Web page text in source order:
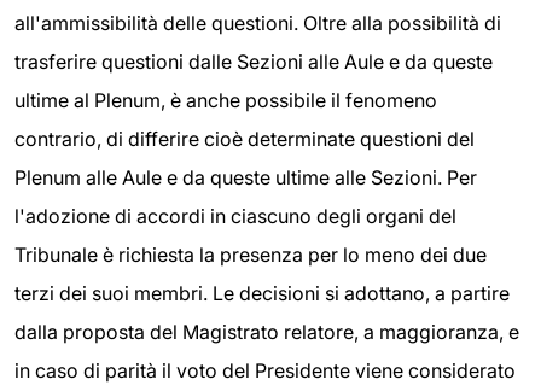
all'ammissibilità delle questioni. Oltre alla possibilità di
trasferire questioni dalle Sezioni alle Aule e da queste
ultime al Plenum, è anche possibile il fenomeno
contrario, di differire cioè determinate questioni del
Plenum alle Aule e da queste ultime alle Sezioni. Per
l'adozione di accordi in ciascuno degli organi del
Tribunale è richiesta la presenza per lo meno dei due
terzi dei suoi membri. Le decisioni si adottano, a partire
dalla proposta del Magistrato relatore, a maggioranza, e
in caso di parità il voto del Presidente viene considerato